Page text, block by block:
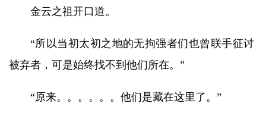
金云之祖开口道。
“所以当初太初之地的无拘强者们也曾联手征讨
被弃者，可是始终找不到他们所在。”
“原来。。。。。。他们是藏在这里了。”